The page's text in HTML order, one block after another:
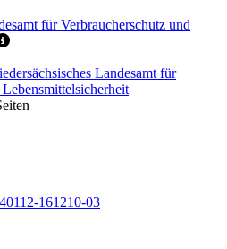
für Verbraucherschutz und
Landesamt für
161210-03